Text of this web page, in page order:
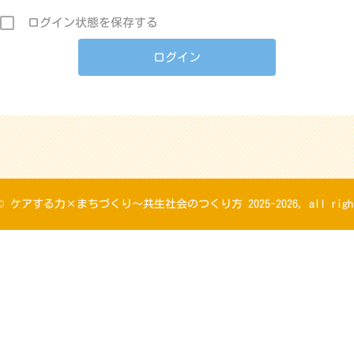
ログイン状態を保存する
ケアする力×まちづくり～共生社会のつくり方 2025-2026, all